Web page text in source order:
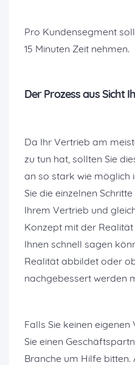
Pro Kundensegment
15 Minuten Zeit nehmen.
Der Prozess aus Sicht
Da Ihr Vertrieb am
zu tun hat, sollten Sie
an so stark wie möglich
Sie die einzelnen
Ihrem Vertrieb und
Konzept mit der
Ihnen schnell sagen
Realität abbildet oder
nachgebessert werden
Falls Sie keinen
Sie einen
Branche um Hilfe bitten.